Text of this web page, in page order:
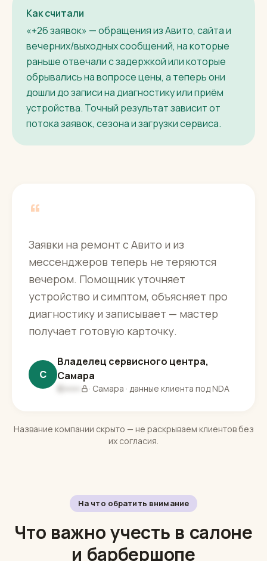
Как считали
«+26 заявок» — обращения из Авито, сайта и
вечерних/выходных сообщений, на которые
раньше отвечали с задержкой или которые
обрывались на вопросе цены, а теперь они
дошли до записи на диагностику или приём
устройства. Точный результат зависит от
потока заявок, сезона и загрузки сервиса.
“
Заявки на ремонт с Авито и из
мессенджеров теперь не теряются
вечером. Помощник уточняет
устройство и симптом, объясняет про
диагностику и записывает — мастер
получает готовую карточку.
С
Владелец сервисного центра,
Самара
С▪▪▪▪▪ · Самара · данные клиента под NDA
Название компании скрыто — не раскрываем клиентов без
их согласия.
На что обратить внимание
Что важно учесть в салоне
и барбершопе